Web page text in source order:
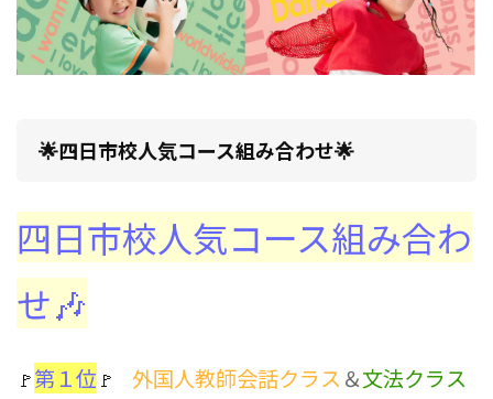
🌟四日市校人気コース組み合わせ🌟
四日市校人気コース組み合わ
せ🎶
🚩第１位 🚩 外国人教師会話クラス ＆文法クラス